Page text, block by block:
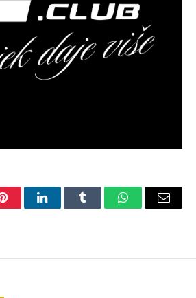
PinterestLinkedInTumblr WhatsAppEmail